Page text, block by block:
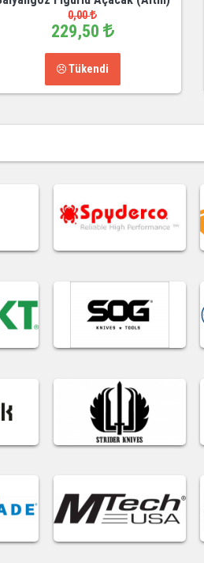
0,00
229,50
Tükendi